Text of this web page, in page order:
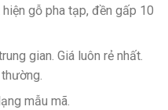
gỗ pha tạp, đền gấp 10
gian. Giá luôn rẻ nhất.
mẫu mã.